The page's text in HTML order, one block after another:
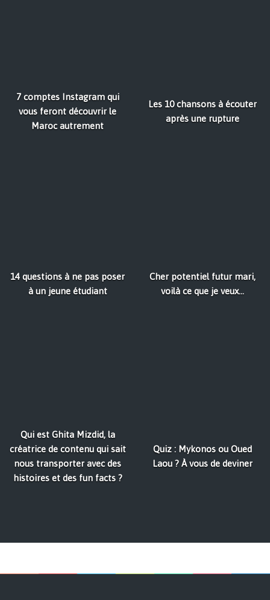
7 comptes Instagram qui
vous feront découvrir le
Maroc autrement
Les 10 chansons à écouter
après une rupture
14 questions à ne pas poser
à un jeune étudiant
Cher potentiel futur mari,
voilà ce que je veux...
Qui est Ghita Mizdid, la
créatrice de contenu qui sait
nous transporter avec des
histoires et des fun facts ?
Quiz : Mykonos ou Oued
Laou ? À vous de deviner